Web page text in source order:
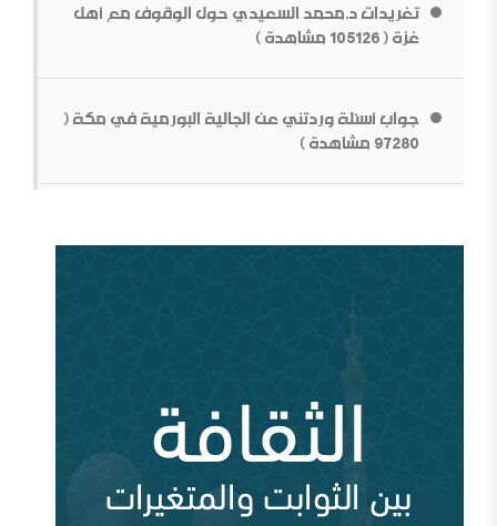
قطع الطريق دون داعش
أين السلفية من الانفصاليين في اليمن
بناء الشخصية السلفية في ظل المتغيرات[محاضرة مفرغة]
تغريدات د.محمد السعيدي حول الوقوف مع أهل
غزة ( 105126 مشاهدة )
جواب أسئلة وردتني عن الجالية البورمية في مكة (
97280 مشاهدة )
مشاهدة )
أزمة قطر وإدارة الأزمة ( 83702 مشاهدة )
السعودية وقطر ومشروع العمق الاستراتيجي (